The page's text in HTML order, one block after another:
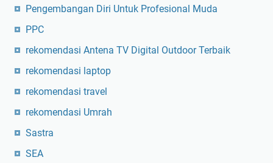
Pengembangan Diri Untuk Profesional Muda
PPC
rekomendasi Antena TV Digital Outdoor Terbaik
rekomendasi laptop
rekomendasi travel
rekomendasi Umrah
Sastra
SEA